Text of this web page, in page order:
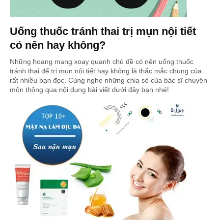
Uống thuốc tránh thai trị mụn nội tiết
có nên hay không?
Những hoang mang xoay quanh chủ đề có nên uống thuốc
tránh thai để trị mụn nội tiết hay không là thắc mắc chung của
rất nhiều bạn đọc. Cùng nghe những chia sẻ của bác sĩ chuyên
môn thông qua nội dụng bài viết dưới đây bạn nhé!